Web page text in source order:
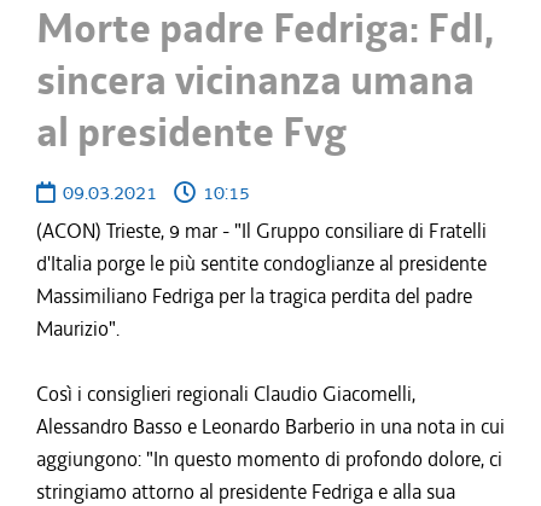
Morte padre Fedriga: FdI,
sincera vicinanza umana
al presidente Fvg
09.03.2021
10:15
(ACON) Trieste, 9 mar - "Il Gruppo consiliare di Fratelli
d'Italia porge le più sentite condoglianze al presidente
Massimiliano Fedriga per la tragica perdita del padre
Maurizio".
Così i consiglieri regionali Claudio Giacomelli,
Alessandro Basso e Leonardo Barberio in una nota in cui
aggiungono: "In questo momento di profondo dolore, ci
stringiamo attorno al presidente Fedriga e alla sua